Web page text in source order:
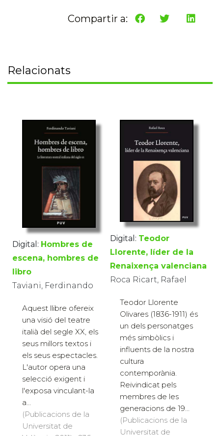
Compartir a:
Relacionats
Digital: Hombres de
escena, hombres de
libro
Taviani, Ferdinando
Aquest llibre ofereix
una visió del teatre
italià del segle XX, els
seus millors textos i
els seus espectacles.
L'autor opera una
selecció exigent i
l'exposa vinculant-la
a...
(Publicacions de la
Universitat de
Digital: Teodor
Llorente, líder de la
Renaixença valenciana
Roca Ricart, Rafael
Teodor Llorente
Olivares (1836-1911) és
un dels personatges
més simbòlics i
influents de la nostra
cultura
contemporània.
Reivindicat pels
membres de les
generacions de 19...
(Publicacions de la
Universitat de